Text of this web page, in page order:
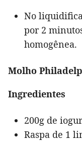
No
por 2
homogênea.
Molho
Ingredientes
200g de
Raspa de 1